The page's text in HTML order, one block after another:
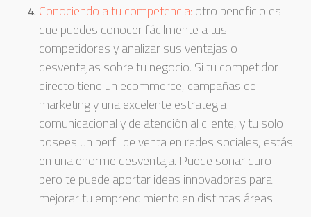
Conociendo a tu competencia: otro beneficio es
que puedes conocer fácilmente a tus
competidores y analizar sus ventajas o
desventajas sobre tu negocio. Si tu competidor
directo tiene un ecommerce, campañas de
marketing y una excelente estrategia
comunicacional y de atención al cliente, y tu solo
posees un perfil de venta en redes sociales, estás
en una enorme desventaja. Puede sonar duro
pero te puede aportar ideas innovadoras para
mejorar tu emprendimiento en distintas áreas.